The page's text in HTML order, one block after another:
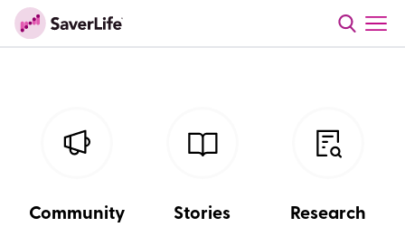
Community Stories Research